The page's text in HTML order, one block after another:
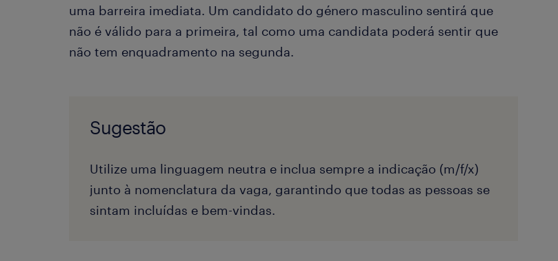
uma barreira imediata. Um candidato do género masculino sentirá que
não é válido para a primeira, tal como uma candidata poderá sentir que
não tem enquadramento na segunda.
Sugestão
Utilize uma linguagem neutra e inclua sempre a indicação (m/f/x)
junto à nomenclatura da vaga, garantindo que todas as pessoas se
sintam incluídas e bem-vindas.